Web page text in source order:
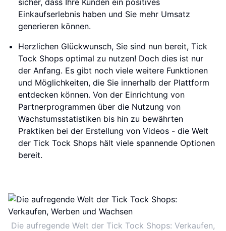
sicher, dass Ihre Kunden ein positives
Einkaufserlebnis haben und Sie mehr Umsatz
generieren können.
Herzlichen Glückwunsch, Sie sind nun bereit, Tick
Tock Shops optimal zu nutzen! Doch dies ist nur
der Anfang. Es gibt noch viele weitere Funktionen
und Möglichkeiten, die Sie innerhalb der Plattform
entdecken können. Von der Einrichtung von
Partnerprogrammen über die Nutzung von
Wachstumsstatistiken bis hin zu bewährten
Praktiken bei der Erstellung von Videos - die Welt
der Tick Tock Shops hält viele spannende Optionen
bereit.
Die aufregende Welt der Tick Tock Shops: Verkaufen,